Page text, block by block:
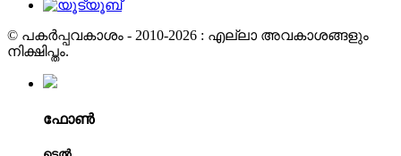
© പകർപ്പവകാശം - 2010-2026 : എല്ലാ അവകാശങ്ങളും
നിക്ഷിപ്തം.
ഫോൺ